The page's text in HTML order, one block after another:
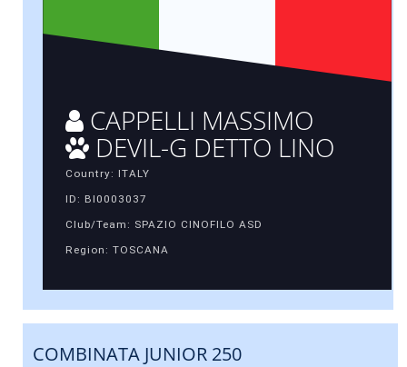
CAPPELLI MASSIMO
DEVIL-G DETTO LINO
Country: ITALY
ID: BI0003037
Club/Team: SPAZIO CINOFILO ASD
Region: TOSCANA
COMBINATA JUNIOR 250